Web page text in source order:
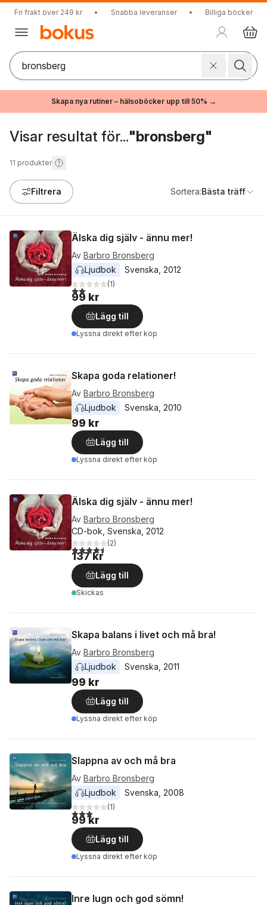
Fri frakt över 249 kr • Snabba leveranser • Billiga böcker
Skapa nya rutiner – hälsoböcker upp till 50% →
Visar resultat för..."bronsberg"
11 produkter
Filtrera Sortera:Bästa träff
Älska dig själv - ännu mer!
Av Barbro Bronsberg
Ljudbok
Svenska 2012
2,0utav 5 stjärnor. Totalt antal röster:
(1)
99 kr
Lägg till
Lyssna direkt efter köp
Skapa goda relationer!
Av Barbro Bronsberg
Ljudbok
Svenska 2010
99 kr
Lägg till
Lyssna direkt efter köp
Älska dig själv - ännu mer!
Av Barbro Bronsberg
CD-bok, Svenska, 2012
4,5utav 5 stjärnor. Totalt antal röster:
(2)
137 kr
Lägg till
Skickas
Skapa balans i livet och må bra!
Av Barbro Bronsberg
Ljudbok
Svenska 2011
99 kr
Lägg till
Lyssna direkt efter köp
Slappna av och må bra
Av Barbro Bronsberg
Ljudbok
Svenska 2008
3,0utav 5 stjärnor. Totalt antal röster:
(1)
99 kr
Lägg till
Lyssna direkt efter köp
Inre lugn och god sömn!